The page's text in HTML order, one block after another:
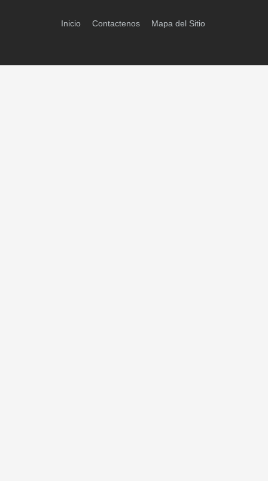
Inicio Contactenos Mapa del Sitio